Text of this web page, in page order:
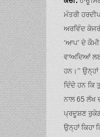
ਮੰਤਰੀ
ਅਰਵਿੰਦ
‘ਆਪ’ ਦੇ
ਵਾਅਦਿਆਂ
ਹਨ।’’
ਦਿੰਦੇ ਹਨ ਕਿ
ਨਾਲ 65 ਲੱਖ
ਪ੍ਰਦੂਸ਼ਣ
ਉਨ੍ਹਾਂ ਕਿਹਾ